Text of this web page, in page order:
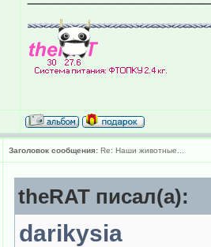
Заголовок сообщения: Re: Наши животные...
theRAT писал(а):
darikysia